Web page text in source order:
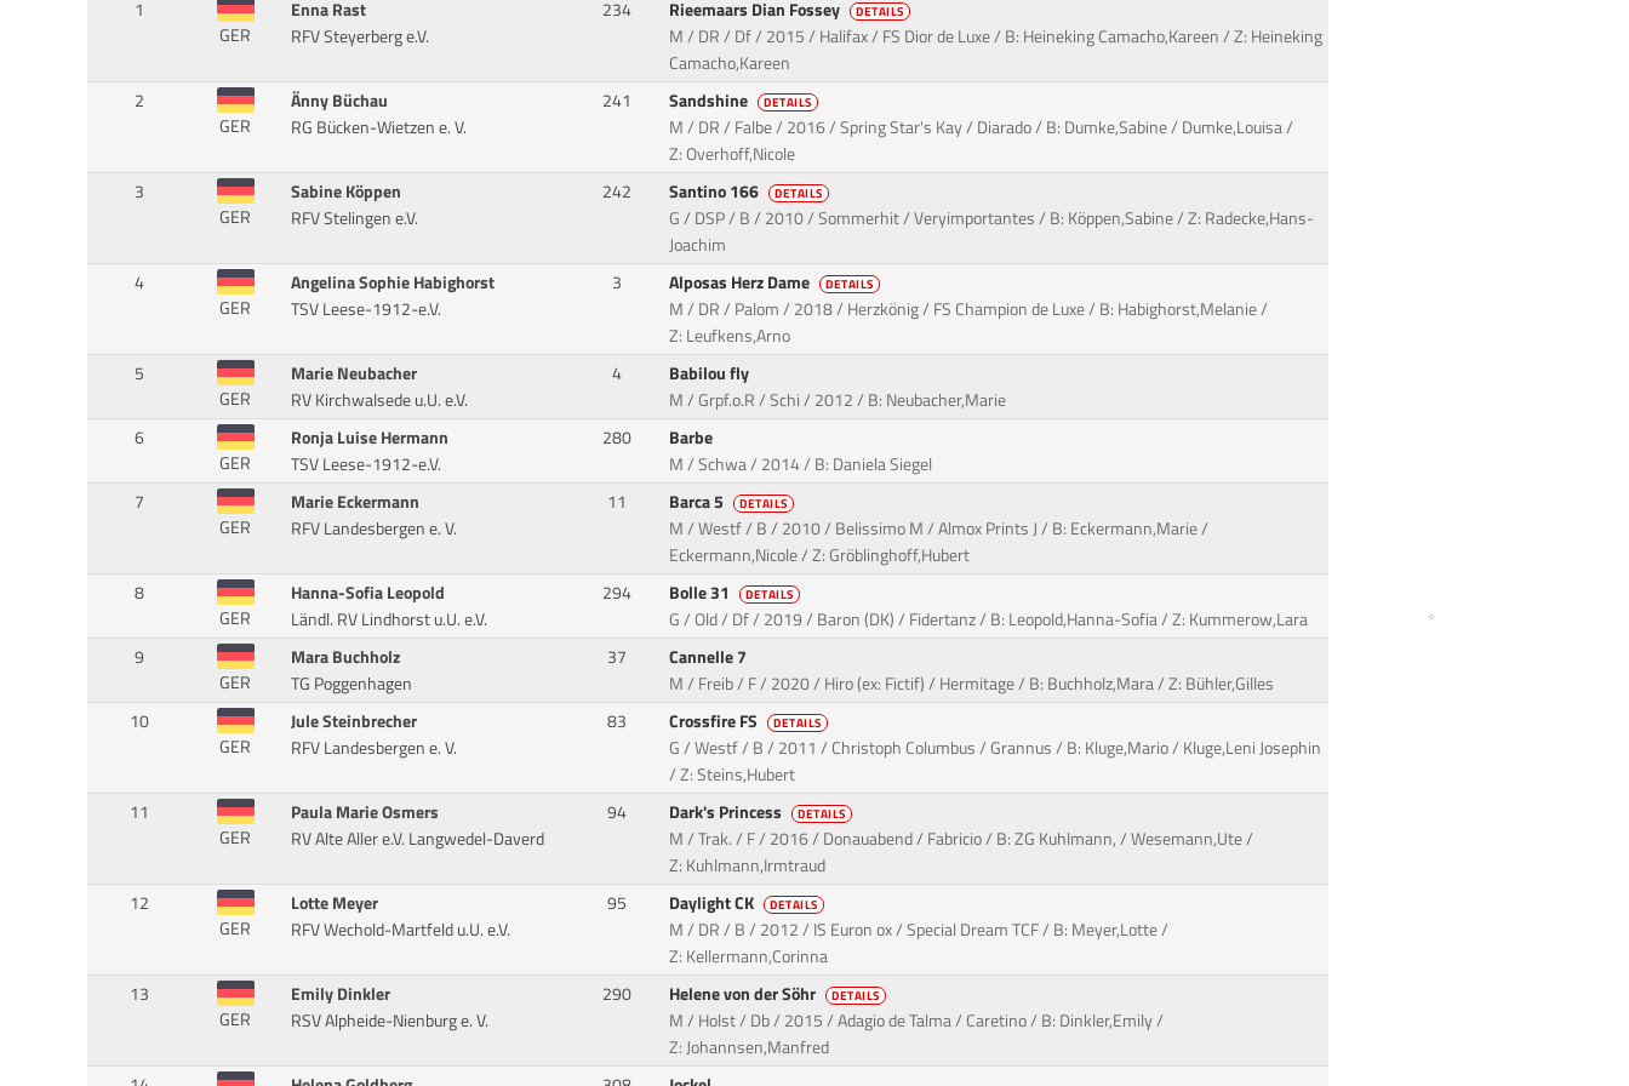
1
GER
Enna Rast
RFV Steyerberg e.V.
234 Rieemaars Dian Fossey DETAILS
M / DR / Df / 2015 / Halifax / FS Dior de Luxe / B: Heineking Camacho,Kareen / Z: Heineking
Camacho,Kareen
2
GER
Änny Büchau
RG Bücken-Wietzen e. V.
241 Sandshine DETAILS
M / DR / Falbe / 2016 / Spring Star's Kay / Diarado / B: Dumke,Sabine / Dumke,Louisa /
Z: Overhoff,Nicole
3
GER
Sabine Köppen
RFV Stelingen e.V.
242 Santino 166 DETAILS
G / DSP / B / 2010 / Sommerhit / Veryimportantes / B: Köppen,Sabine / Z: Radecke,Hans-
Joachim
4
GER
Angelina Sophie Habighorst
TSV Leese-1912-e.V.
3 Alposas Herz Dame DETAILS
M / DR / Palom / 2018 / Herzkönig / FS Champion de Luxe / B: Habighorst,Melanie /
Z: Leufkens,Arno
5
GER
Marie Neubacher
RV Kirchwalsede u.U. e.V.
4
Babilou fly
M / Grpf.o.R / Schi / 2012 / B: Neubacher,Marie
6
GER
Ronja Luise Hermann
TSV Leese-1912-e.V.
280
Barbe
M / Schwa / 2014 / B: Daniela Siegel
7
GER
Marie Eckermann
RFV Landesbergen e. V.
11 Barca 5 DETAILS
M / Westf / B / 2010 / Belissimo M / Almox Prints J / B: Eckermann,Marie /
Eckermann,Nicole / Z: Gröblinghoff,Hubert
8
GER
Hanna-Sofia Leopold
Ländl. RV Lindhorst u.U. e.V.
294 Bolle 31 DETAILS
G / Old / Df / 2019 / Baron (DK) / Fidertanz / B: Leopold,Hanna-Sofia / Z: Kummerow,Lara
9
GER
Mara Buchholz
TG Poggenhagen
37
Cannelle 7
M / Freib / F / 2020 / Hiro (ex: Fictif) / Hermitage / B: Buchholz,Mara / Z: Bühler,Gilles
10
GER
Jule Steinbrecher
RFV Landesbergen e. V.
83 Crossfire FS DETAILS
G / Westf / B / 2011 / Christoph Columbus / Grannus / B: Kluge,Mario / Kluge,Leni Josephin
/ Z: Steins,Hubert
11
GER
Paula Marie Osmers
RV Alte Aller e.V. Langwedel-Daverd
94 Dark's Princess DETAILS
M / Trak. / F / 2016 / Donauabend / Fabricio / B: ZG Kuhlmann, / Wesemann,Ute /
Z: Kuhlmann,Irmtraud
12
GER
Lotte Meyer
RFV Wechold-Martfeld u.U. e.V.
95 Daylight CK DETAILS
M / DR / B / 2012 / IS Euron ox / Special Dream TCF / B: Meyer,Lotte /
Z: Kellermann,Corinna
13
GER
Emily Dinkler
RSV Alpheide-Nienburg e. V.
290 Helene von der Söhr DETAILS
M / Holst / Db / 2015 / Adagio de Talma / Caretino / B: Dinkler,Emily /
Z: Johannsen,Manfred